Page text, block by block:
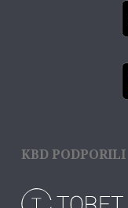
KBD PODPORILI